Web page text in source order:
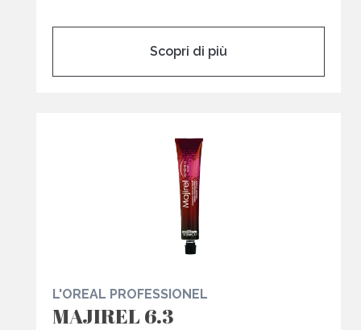
Scopri di più
L'OREAL PROFESSIONEL
MAJIREL 6.3